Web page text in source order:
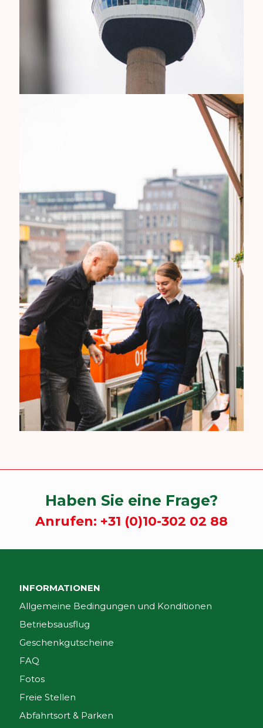
Haben Sie eine Frage?
Anrufen: +31 (0)10-302 02 88
INFORMATIONEN
Allgemeine Bedingungen und Konditionen
Betriebsausflug
Geschenkgutscheine
FAQ
Fotos
Freie Stellen
Abfahrtsort & Parken